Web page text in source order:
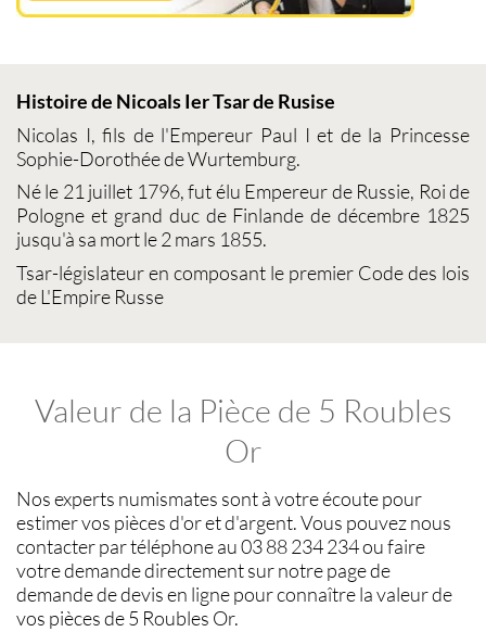
Histoire de Nicoals Ier Tsar de Rusise
Nicolas I, fils de l'Empereur Paul I et de la Princesse
Sophie-Dorothée de Wurtemburg.
Né le 21 juillet 1796, fut élu Empereur de Russie, Roi de
Pologne et grand duc de Finlande de décembre 1825
jusqu'à sa mort le 2 mars 1855.
Tsar-législateur en composant le premier Code des lois
de L'Empire Russe
Valeur de la Pièce de 5 Roubles
Or
Nos experts numismates sont à votre écoute pour
estimer vos pièces d'or et d'argent. Vous pouvez nous
contacter par téléphone au 03 88 234 234 ou faire
votre demande directement sur notre page de
demande de devis en ligne pour connaître lavaleur de
vos pièces de 5 Roubles Or.